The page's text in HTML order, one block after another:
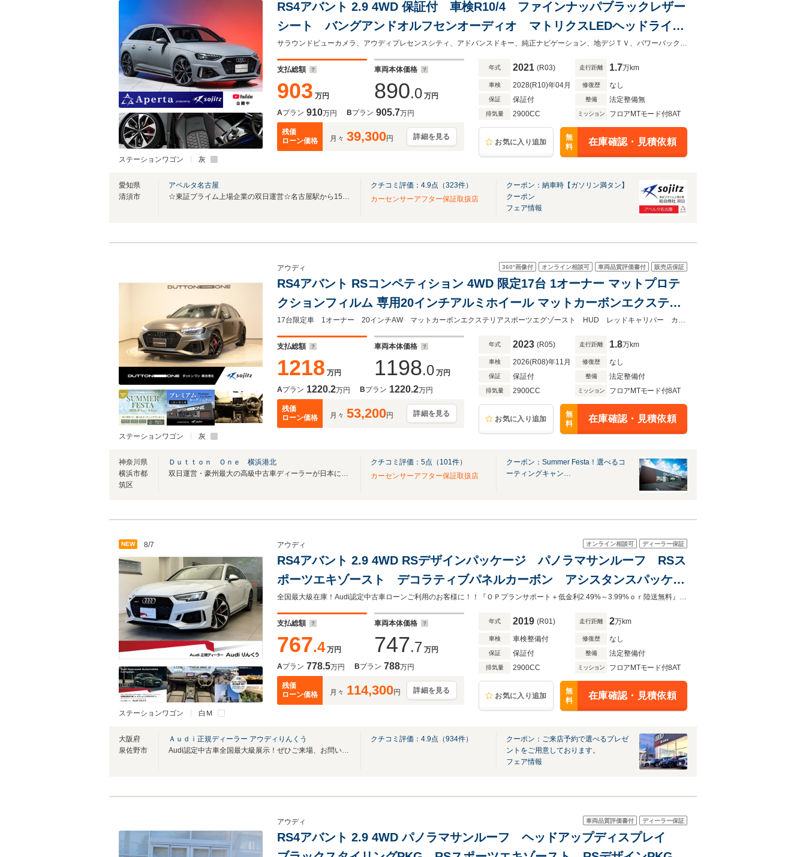
ステーションワゴン 灰
RS4アバント 2.9 4WD 保証付 車検R10/4 ファインナッパブラックレザー
シート バングアンドオルフセンオーディオ マトリクスLEDヘッドライ
ト 20インチアルミ レッドキャリパー バーチャルコックピット パーク
アシストパッケージ
サラウンドビューカメラ、アウディプレセンスシティ、アドバンスドキー、純正ナビゲーション、地デジＴＶ、パワーバックドア、ＥＴＣ
支払総額
903 万円
車両本体価格
890.0 万円
Aプラン 910万円 Bプラン 905.7万円
残価
ローン価格
月々 39,300円 詳細を見る
年式 2021 (R03) 走行距離 1.7万km
車検 2028(R10)年04月 修復歴 なし
保証 保証付 整備 法定整備無
排気量 2900CC ミッション フロアMTモード付8AT
お気に入り追加
無
料
在庫確認・見積依頼
愛知県
清須市
アペルタ名古屋
☆東証プライム上場企業の双日運営☆名古屋駅から15分、高品質な車両をお届けします！
クチコミ評価： 4.9点（323件）
カーセンサーアフター保証取扱店
クーポン：納車時【ガソリン満タン】
クーポン
フェア情報
ステーションワゴン 灰
360°画像付 オンライン相談可 車両品質評価書付 販売店保証
アウディ
RS4アバント RSコンペティション 4WD 限定17台 1オーナー マットプロテ
クションフィルム 専用20インチアルミホイール マットカーボンエクステリ
アパッケージ コンフォートパッケージ ブラックAudiRings RSスポーツエキ
ゾーストプラス シートヒーター
17台限定車 1オーナー 20インチAW マットカーボンエクステリアスポーツエグゾースト HUD レッドキャリパー カーボンエンジンカバー
支払総額
1218 万円
車両本体価格
1198.0 万円
Aプラン 1220.2万円 Bプラン 1220.2万円
残価
ローン価格
月々 53,200円 詳細を見る
年式 2023 (R05) 走行距離 1.8万km
車検 2026(R08)年11月 修復歴 なし
保証 保証付 整備 法定整備付
排気量 2900CC ミッション フロアMTモード付8AT
お気に入り追加
無
料
在庫確認・見積依頼
神奈川県
横浜市都
筑区
Ｄｕｔｔｏｎ Ｏｎｅ 横浜港北
双日運営・豪州最大の高級中古車ディーラーが日本に！ ※8/11-14夏季休暇
クチコミ評価： 5点（ 101件）
カーセンサーアフター保証取扱店
クーポン：Summer Festa！選べるコ
ーティングキャン…
NEW 8/7
ステーションワゴン 白Ｍ
オンライン相談可 ディーラー保証
アウディ
RS4アバント 2.9 4WD RSデザインパッケージ パノラマサンルーフ RSス
ポーツエキゾースト デコラティブパネルカーボン アシスタンスパッケー
ジ OP20インチAW レッドキャリパー プライバシーガラス フルセグ
TV 全周囲カメラ 認中
全国最大級在庫！Audi認定中古車ローンご利用のお客様に！！『ＯＰプランサポート＋低金利2.49%～3.99%ｏｒ陸送無料』※各種条件あります。下取・買取・保険もご相談ください
支払総額
767.4 万円
車両本体価格
747.7 万円
Aプラン 778.5万円 Bプラン 788万円
残価
ローン価格
月々 114,300円 詳細を見る
年式 2019 (R01) 走行距離 2万km
車検 車検整備付 修復歴 なし
保証 保証付 整備 法定整備付
排気量 2900CC ミッション フロアMTモード付8AT
お気に入り追加
無
料
在庫確認・見積依頼
大阪府
泉佐野市
Ａｕｄｉ正規ディーラー アウディりんくう
Audi認定中古車全国最大級展示！ぜひご来場、お問い合わせ下さい。
クチコミ評価： 4.9点（934件）
クーポン：ご来店予約で選べるプレゼ
ントをご用意しております。
フェア情報
車両品質評価書付 ディーラー保証
アウディ
RS4アバント 2.9 4WD パノラマサンルーフ ヘッドアップディスプレイ